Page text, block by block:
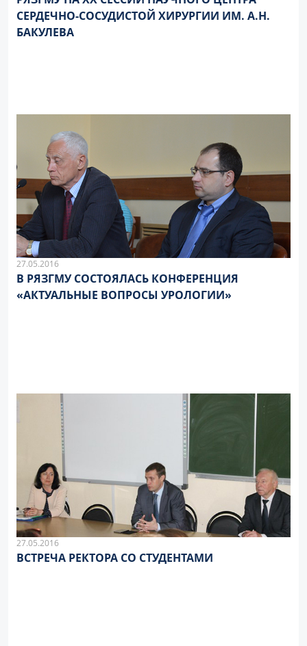
СЕРДЕЧНО-СОСУДИСТОЙ ХИРУРГИИ ИМ. А.Н.
БАКУЛЕВА
27.05.2016
В РЯЗГМУ СОСТОЯЛАСЬ КОНФЕРЕНЦИЯ
«АКТУАЛЬНЫЕ ВОПРОСЫ УРОЛОГИИ»
27.05.2016
ВСТРЕЧА РЕКТОРА СО СТУДЕНТАМИ